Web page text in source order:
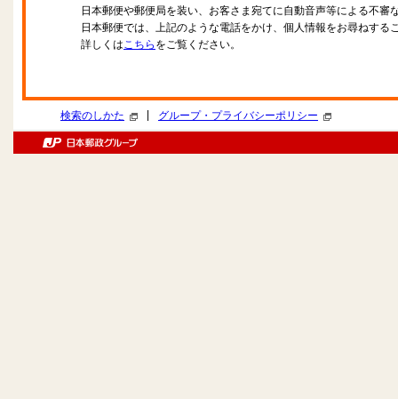
日本郵便や郵便局を装い、お客さま宛てに自動音声等による不審
日本郵便では、上記のような電話をかけ、個人情報をお尋ねする
詳しくはこちら をご覧ください。
検索のしかた グループ・プライバシーポリシー